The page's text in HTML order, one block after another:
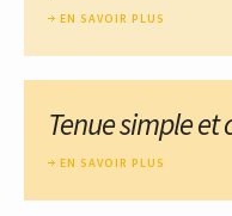
EN SAVOIR PLUS
Tenue simple et
EN SAVOIR PLUS